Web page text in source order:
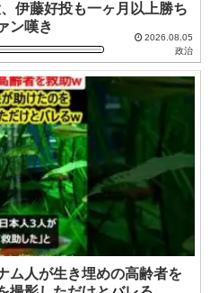
伊藤好投も一ヶ月以上勝ち
ン嘆き
2026.08.05
政治
ム人が生き埋めの高齢者を